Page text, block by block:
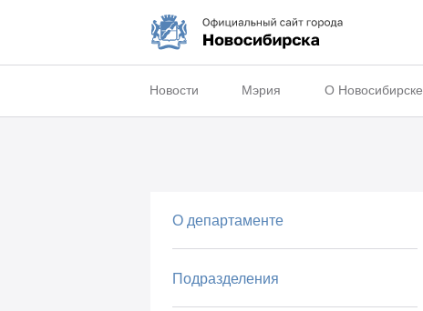
Новости Мэрия О Новосибирске
О департаменте
Подразделения